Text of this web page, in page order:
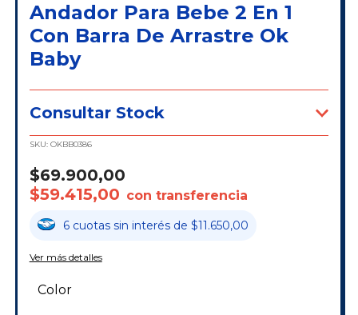
Andador Para Bebe 2 En 1
Con Barra De Arrastre Ok
Baby
Consultar Stock
SKU: OKBB0386
$69.900,00
$59.415,00 con transferencia
6 cuotas sin interés de $11.650,00
Ver más detalles
Color